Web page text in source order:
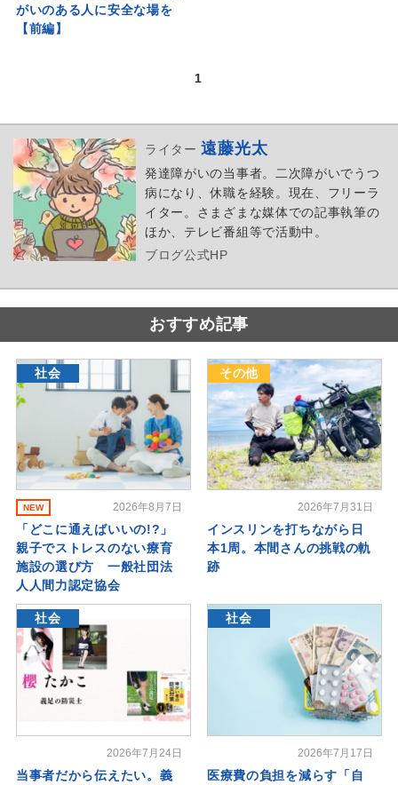
がいのある人に安全な場を
【前編】
1
ライター遠藤光太
発達障がいの当事者。二次障がいでうつ
病になり、休職を経験。現在、フリーラ
イター。さまざまな媒体での記事執筆の
ほか、テレビ番組等で活動中。
ブログ公式HP
おすすめ記事
社会
NEW 2026年8月7日
「どこに通えばいいの!?」
親子でストレスのない療育
施設の選び方 一般社団法
人人間力認定協会
その他
2026年7月31日
インスリンを打ちながら日
本1周。本間さんの挑戦の軌
跡
社会
2026年7月24日
当事者だから伝えたい。義
社会
2026年7月17日
医療費の負担を減らす「自